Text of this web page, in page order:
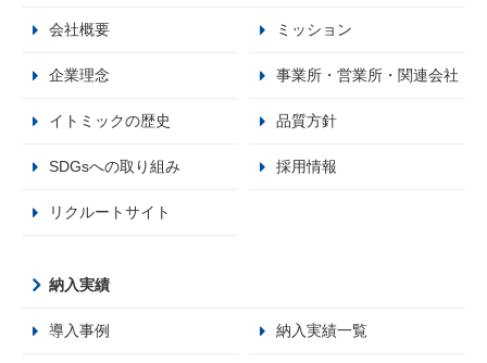
会社概要 ミッション
企業理念 事業所・営業所・関連会社
イトミックの歴史 品質方針
SDGsへの取り組み 採用情報
リクルートサイト
納入実績
導入事例 納入実績一覧